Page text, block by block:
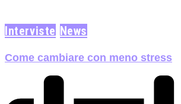
Interviste News
Come cambiare con meno stress